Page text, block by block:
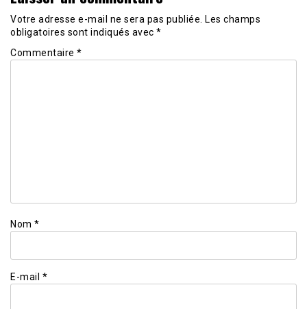
Votre adresse e-mail ne sera pas publiée.
Les champs
obligatoires sont indiqués avec *
Commentaire *
Nom *
E-mail *